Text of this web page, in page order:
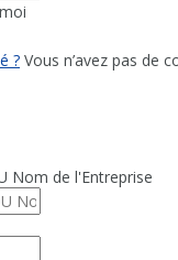
? Vous n’avez pas de
Nom de l'Entreprise